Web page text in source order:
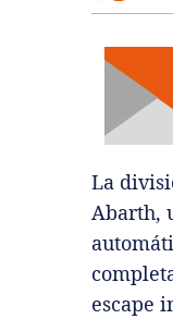
La
Abarth,
escape